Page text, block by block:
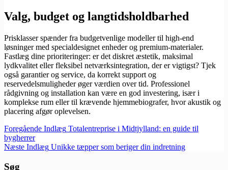
Valg, budget og langtidsholdbarhed
Prisklasser spænder fra budgetvenlige modeller til high-end
løsninger med specialdesignet enheder og premium-materialer.
Fastlæg dine prioriteringer: er det diskret æstetik, maksimal
lydkvalitet eller fleksibel netværksintegration, der er vigtigst? Tjek
også garantier og service, da korrekt support og
reservedelsmuligheder øger værdien over tid. Professionel
rådgivning og installation kan være en god investering, især i
komplekse rum eller til krævende hjemmebiografer, hvor akustik og
placering afgør oplevelsen.
Foregående Indlæg Totalentreprise i Midtjylland: en guide til
bygherrer
Næste Indlæg Unikke tæpper som beriger din indretning
Søg